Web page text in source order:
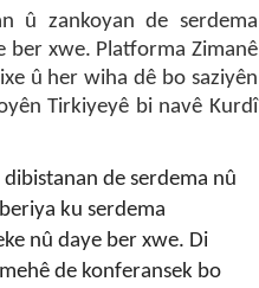
û zankoyan de serdema
ber xwe. Platforma Zimanê
û her wiha dê bo saziyên
Tirkiyeyê bi navê Kurdî
de serdema nû
ku serdema
nû daye ber xwe. Di
de konferansek bo